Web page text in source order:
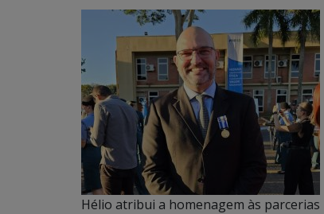
Hélio atribui a homenagem às parcerias